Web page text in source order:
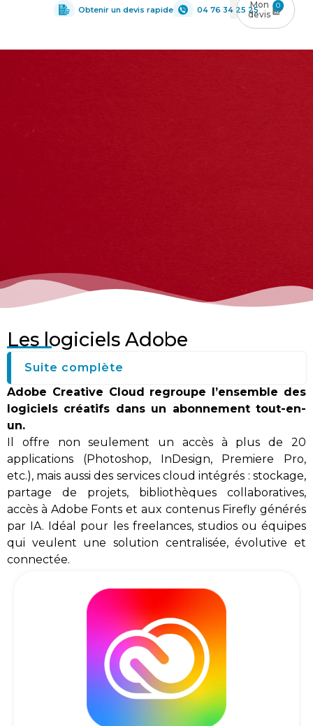
Obtenir un devis rapide 04 76 34 25 25 0
Les logiciels Adobe
Suite complète
Adobe Creative Cloud regroupe l’ensemble des
logiciels créatifs dans un abonnement tout-en-
un.
Il offre non seulement un accès à plus de 20
applications (Photoshop, InDesign, Premiere Pro,
etc.), mais aussi des services cloud intégrés : stockage,
partage de projets, bibliothèques collaboratives,
accès à Adobe Fonts et aux contenus Firefly générés
par IA. Idéal pour les freelances, studios ou équipes
qui veulent une solution centralisée, évolutive et
connectée.